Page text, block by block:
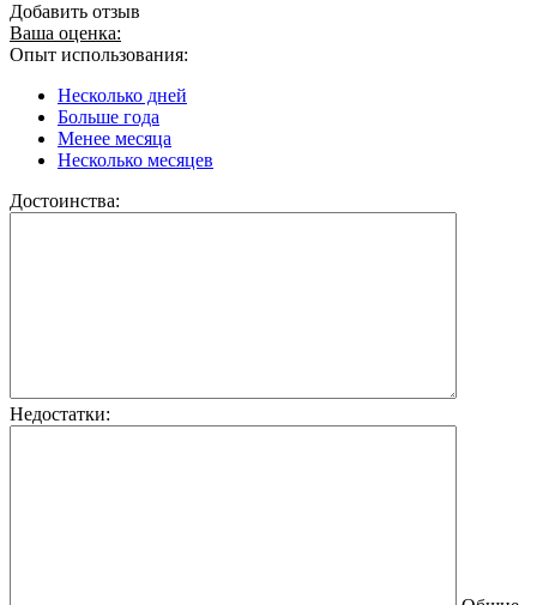
Добавить отзыв
Ваша оценка:
Опыт использования:
Несколько дней
Больше года
Менее месяца
Несколько месяцев
Достоинства:
Недостатки: